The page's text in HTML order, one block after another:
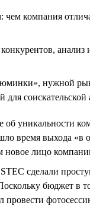
компания
нужной
для соискательской
об уникальности
время выхода «в
новое лицо
сделали
бюджет в
провести